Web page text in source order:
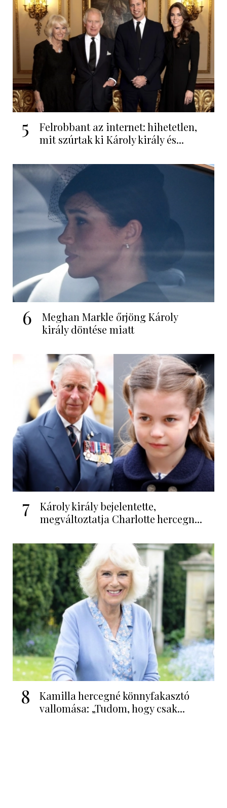
5
Felrobbant az internet: hihetetlen,
mit szúrtak ki Károly király és...
6
Meghan Markle őrjöng Károly
király döntése miatt
7
Károly király bejelentette,
megváltoztatja Charlotte hercegn...
8
Kamilla hercegné könnyfakasztó
vallomása: „Tudom, hogy csak...